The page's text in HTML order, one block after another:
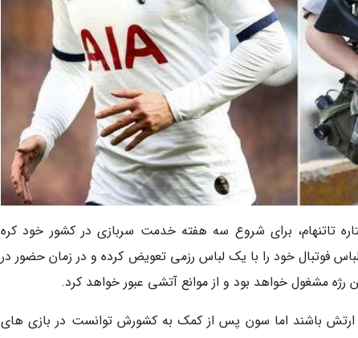
تاتنهام، برای شروع سه هفته خدمت سربازی در کشور خود کره
فوتبال خود را با یک لباس رزمی تعویض کرده و در زمان حضور در
مشغول خواهد بود و از موانع آتشی عبور خواهد کرد.
ارتش باشند اما سون پس از کمک به کشورش توانست در بازی های